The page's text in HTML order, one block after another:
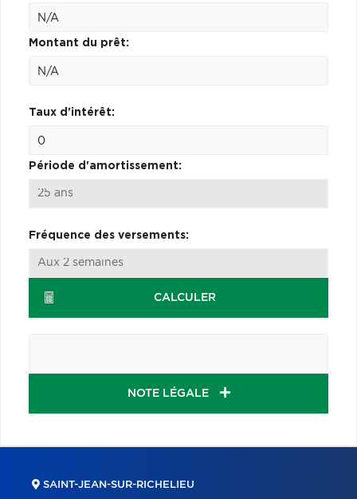
Montant du prêt:
Taux d'intérêt:
Période d'amortissement:
Fréquence des versements:
CALCULER
NOTE LÉGALE
SAINT-JEAN-SUR-RICHELIEU